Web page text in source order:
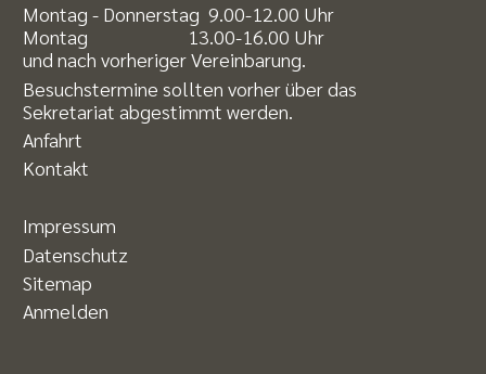
Montag - Donnerstag 9.00-12.00 Uhr
Montag 13.00-16.00 Uhr
und nach vorheriger Vereinbarung.
Besuchstermine sollten vorher über das
Sekretariat abgestimmt werden.
Anfahrt
Kontakt
Impressum
Datenschutz
Sitemap
Anmelden